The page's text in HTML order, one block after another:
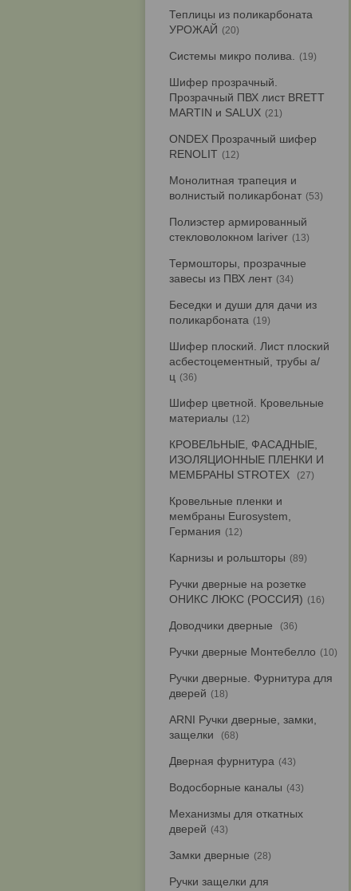
Теплицы из поликарбоната
УРОЖАЙ
20
Системы микро полива. 19
Шифер прозрачный.
Прозрачный ПВХ лист BRETT
MARTIN и SALUX
21
ONDEX Прозрачный шифер
RENOLIT
12
Монолитная трапеция и
волнистый поликарбонат
53
Полиэстер армированный
стекловолокном lariver
13
Термошторы, прозрачные
завесы из ПВХ лент
34
Беседки и души для дачи из
поликарбоната
19
Шифер плоский. Лист плоский
асбестоцементный, трубы а/
ц
36
Шифер цветной. Кровельные
материалы
12
КРОВЕЛЬНЫЕ, ФАСАДНЫЕ,
ИЗОЛЯЦИОННЫЕ ПЛЕНКИ И
МЕМБРАНЫ STROTEX
27
Кровельные пленки и
мембраны Eurosystem,
Германия
12
Карнизы и рольшторы 89
Ручки дверные на розетке
ОНИКС ЛЮКС (РОССИЯ)
16
Доводчики дверные 36
Ручки дверные Монтебелло 10
Ручки дверные. Фурнитура для
дверей
18
ARNI Ручки дверные, замки,
защелки
68
Дверная фурнитура 43
Водосборные каналы 43
Механизмы для откатных
дверей
43
Замки дверные 28
Ручки защелки для